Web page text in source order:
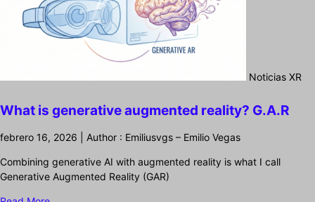
Noticias XR
What is generative augmented reality? G.A.R
febrero 16, 2026 | Author : Emiliusvgs – Emilio Vegas
Combining generative AI with augmented reality is what I call
Generative Augmented Reality (GAR)